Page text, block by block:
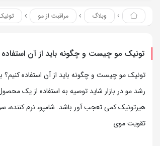
وبلاگ مراقبت از مو
تونیک مو چیست و چگونه باید از آن استفاده
تونیک مو چیست و چگونه باید از آن استفاده
رشد مو در بازار شاید توصیه به استفاده از یک
هیرتونیک کمی تعجب آور باشد. شامپو، نرم کننده،
تقویت موی